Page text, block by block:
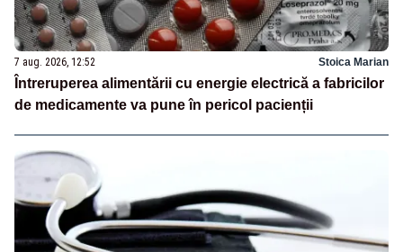
7 aug. 2026, 12:52 Stoica Marian
Întreruperea alimentării cu energie electrică a fabricilor
de medicamente va pune în pericol pacienții